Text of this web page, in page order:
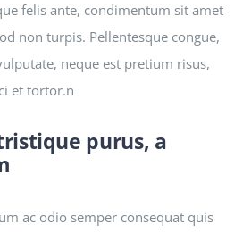
felis ante, condimentum sit amet
non turpis. Pellentesque congue,
neque est pretium risus,
et tortor.n
purus, a
ac odio semper consequat quis